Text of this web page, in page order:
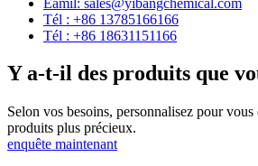
Tél : +86 13785166166
Tél : +86 18631151166
Y a-t-il des produits que
Selon vos besoins, personnalisez pour vous
produits plus précieux.
enquête maintenant